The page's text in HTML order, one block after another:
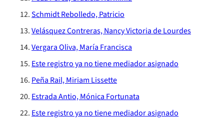
Oficios Circulares
Informes de Fiscalización
Llamados a concurso de personal
Sanciones aplicadas
Sanciones a Prestadores
Schmidt Rebolledo, Patricio
Velásquez Contreras, Nancy Victoria de Lourdes
Vergara Oliva, María Francisca
Este registro ya no tiene mediador asignado
Peña Rail, Miriam Lissette
Estrada Antio, Mónica Fortunata
Este registro ya no tiene mediador asignado